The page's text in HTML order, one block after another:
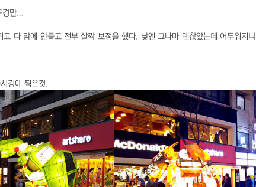
경만...
다 맘에 안들고 전부 살짝 보정을 했다. 낮엔 그나마 괜찮았는데 어두워지
경에 찍은것.